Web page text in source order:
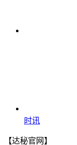
时讯
【达秘官网】